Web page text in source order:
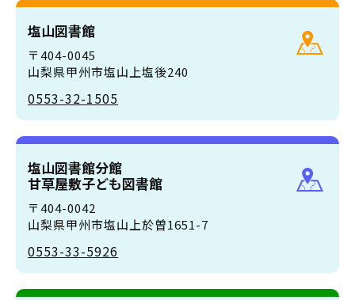
塩山図書館
〒404-0045
山梨県甲州市塩山上塩後240
0553-32-1505
塩山図書館分館
甘草屋敷子ども図書館
〒404-0042
山梨県甲州市塩山上於曽1651-7
0553-33-5926